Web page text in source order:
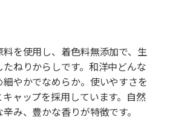
を使用し、着色料無添加で、生
ねりからしです。和洋中どんな
やかでなめらか。使いやすさを
ャップを採用しています。自然
み、豊かな香りが特徴です。